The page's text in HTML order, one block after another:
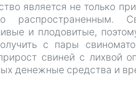
является не только
и плодовитые,
с пары
свиней с лихвой
денежные средства и